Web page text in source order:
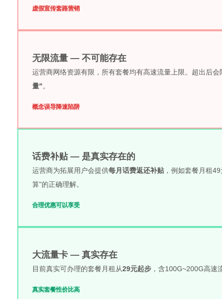
虚假宣传套路营销
无限流量 — 不可能存在
运营商网络资源有限，所有套餐均有高速流量上限。超出后
量"。
概念误导降速陷阱
话费补贴 — 是真实存在的
运营商为拓展用户会提供每月话费返还补贴 ，例如套餐月租
算"的正确理解。
合理优惠可以享受
大流量卡 — 真实存在
目前真实可办理的套餐月租从29元起步 ，含100G~200G高速
真实套餐性价比高